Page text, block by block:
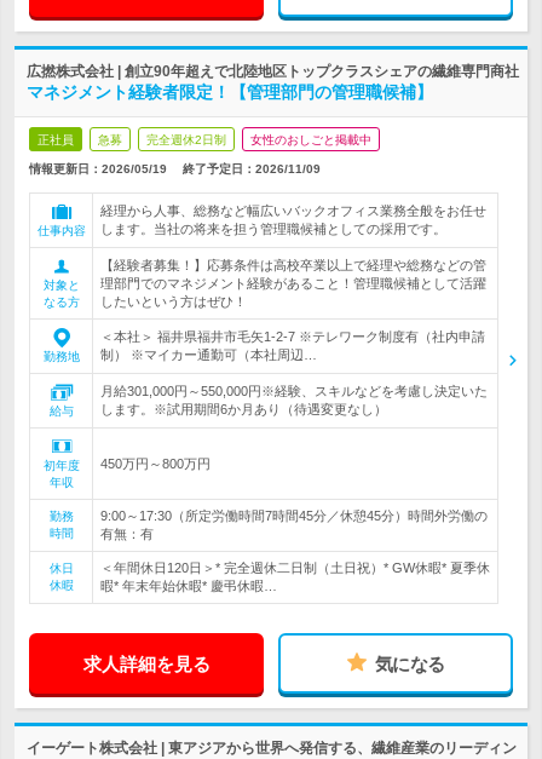
広撚株式会社 | 創立90年超えで北陸地区トップクラスシェアの繊維専門商社
マネジメント経験者限定！【管理部門の管理職候補】
正社員 急募 完全週休2日制 女性のおしごと掲載中
情報更新日：2026/05/19 終了予定日： 2026/11/09
仕事内容
経理から人事、総務など幅広いバックオフィス業務全般をお任せ
します。当社の将来を担う管理職候補としての採用です。
対象と
なる方
【経験者募集！】応募条件は高校卒業以上で経理や総務などの管
理部門でのマネジメント経験があること！管理職候補として活躍
したいという方はぜひ！
勤務地
＜本社＞ 福井県福井市毛矢1-2-7 ※テレワーク制度有（社内申請
制） ※マイカー通勤可（本社周辺…
給与
月給301,000円～550,000円※経験、スキルなどを考慮し決定いた
します。※試用期間6か月あり（待遇変更なし）
初年度
年収
450万円～800万円
勤務
時間
9:00～17:30（所定労働時間7時間45分／休憩45分）時間外労働の
有無：有
休日
休暇
＜年間休日120日＞* 完全週休二日制（土日祝）* GW休暇* 夏季休
暇* 年末年始休暇* 慶弔休暇…
求人詳細を見る 気になる
イーゲート株式会社 | 東アジアから世界へ発信する、繊維産業のリーディン